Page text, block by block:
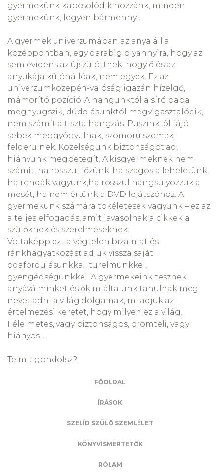
gyermekünk kapcsolódik hozzánk, minden
gyermekünk, legyen bármennyi.
A gyermek univerzumában az anya áll a
középpontban, egy darabig olyannyira, hogy az
sem evidens az újszülöttnek, hogy ő és az
anyukája különállóak, nem egyek. Ez az
univerzumközepén-valóság igazán hízelgő,
mámorító pozíció. A hangunktól a síró baba
megnyugszik, dúdolásunktól megvigasztalódik,
nem számít a tiszta hangzás. Puszinktól fájó
sebek meggyógyulnak, szomorú szemek
felderülnek. Közelségünk biztonságot ad,
hiányunk megbetegít. A kisgyermeknek nem
számít, ha rosszul főzünk, ha szagos a leheletünk,
ha rondák vagyunk,ha rosszul hangsúlyozzuk a
mesét, ha nem értünk a DVD lejátszóhoz. A
gyermekünk számára tökéletesek vagyunk – ez az
a teljes elfogadás, amit javasolnak a cikkek a
szülőknek és szerelmeseknek.
Voltaképp ezt a végtelen bizalmat és
ránkhagyatkozást adjuk vissza saját
odafordulásunkkal, türelmünkkel,
gyengédségünkkel. A gyermekeink tesznek
anyává minket és ők miáltalunk tanulnak meg
nevet adni a világ dolgainak, mi adjuk az
értelmezési keretet, hogy milyen ez a világ.
Félelmetes, vagy biztonságos, örömteli, vagy
hiányos...
Te mit gondolsz?
FŐOLDAL
ÍRÁSOK
SZELÍD SZÜLŐ SZEMLÉLET
KÖNYVISMERTETŐK
RÓLAM